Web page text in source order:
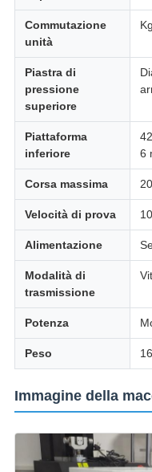
Commutazione
unità
Piastra di
pressione
superiore
Piattaforma
inferiore
6
Corsa massima
Velocità di prova
Alimentazione
Modalità di
trasmissione
Potenza
Peso
Immagine della